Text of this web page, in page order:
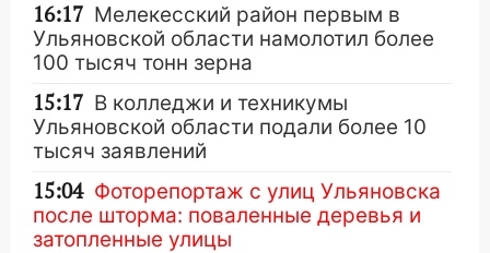
16:17 Мелекесский район первым в
Ульяновской области намолотил более
100 тысяч тонн зерна
15:17 В колледжи и техникумы
Ульяновской области подали более 10
тысяч заявлений
15:04 Фоторепортаж с улиц Ульяновска
после шторма: поваленные деревья и
затопленные улицы